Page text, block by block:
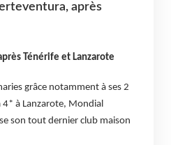
après
Ténérife et Lanzarote
grâce notamment à ses 2
4* à Lanzarote, Mondial
son tout dernier club maison